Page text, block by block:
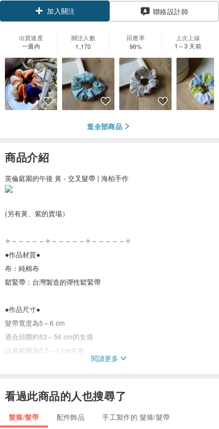
加入關注 聯絡設計師
出貨速度
一週內
關注人數
1,170
回應率
96%
上次上線
1～3 天前
逛全部商品
商品介紹
英倫庭園的午後 黃 - 交叉髮帶 | 海柏手作
(另有黃、紫的賣場）
✧－－－－－✧－－－－－✧－－－－－✧
●作品材質●
布：純棉布
鬆緊帶：台灣製造的彈性鬆緊帶
●作品尺寸●
髮帶寬度為5～6 cm
適合頭圍約53～56 cm的女孩
誤差範圍為0.5～1 cm左右
頭圍較小、較大或是喜歡戴鬆鬆感覺的女孩們都歡迎私訊找我特製。
先整理一下頭髮，您可以綁馬尾、丸子頭或是隨意將頭髮放下梳直。
閱讀更多
看過此商品的人也搜尋了
髮箍/髮帶 配件飾品 手工製作的 髮箍/髮帶